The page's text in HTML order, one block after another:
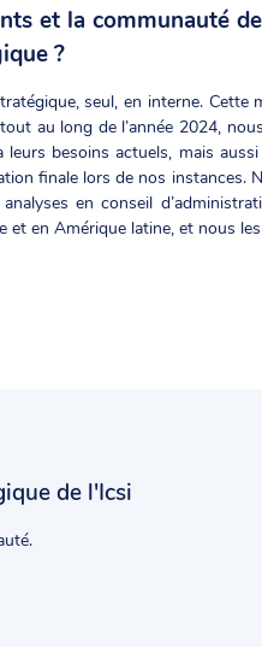
et la communauté
?
seul, en interne. Cette
au long de l’année 2024,
besoins actuels, mais
finale lors de nos instances.
en conseil
et en Amérique latine, et nous
de l'Icsi